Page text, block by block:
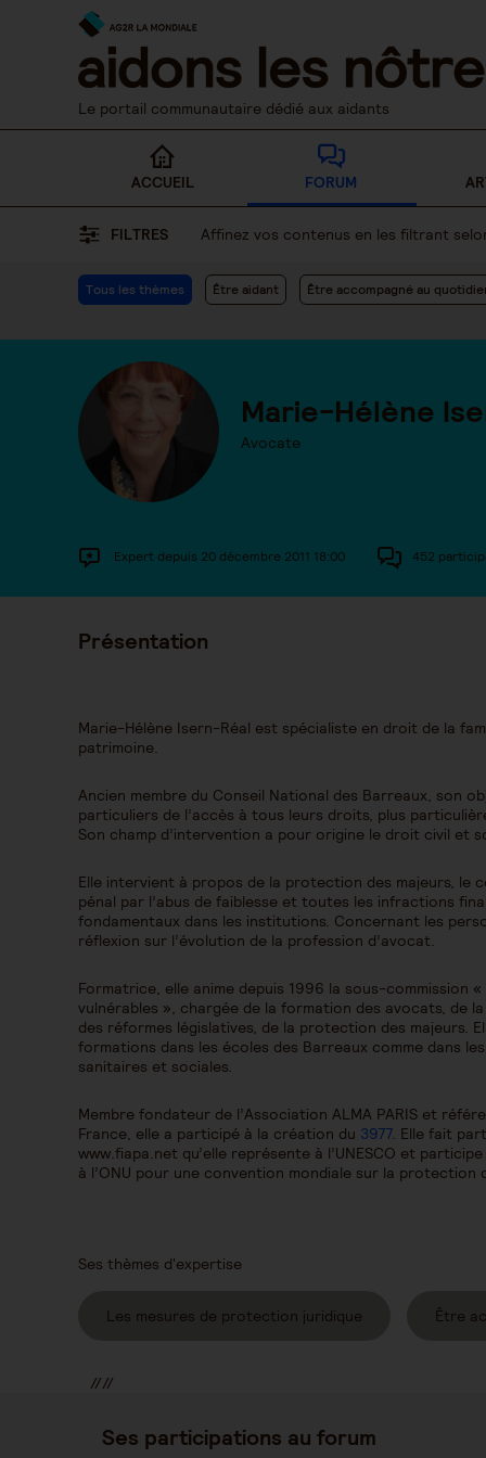
Le portail communautaire dédié aux aidants
ACCUEIL FORUM
FILTRES Affinez vos contenus en les filtrant
Tous les thèmes Être aidant Être accompagné au
Marie-Hélène
Avocate
Expert depuis 20 décembre 2011 18:00 452
Présentation
Marie-Hélène Isern-Réal est spécialiste en droit de la
patrimoine.
Ancien membre du Conseil National des Barreaux, son
particuliers de l’accès à tous leurs droits, plus
Son champ d’intervention a pour origine le droit civil et
Elle intervient à propos de la protection des majeurs, le
pénal par l’abus de faiblesse et toutes les infractions
fondamentaux dans les institutions. Concernant les
réflexion sur l’évolution de la profession d’avocat.
Formatrice, elle anime depuis 1996 la sous-commission
vulnérables », chargée de la formation des avocats, de
des réformes législatives, de la protection des majeurs.
formations dans les écoles des Barreaux comme dans
sanitaires et sociales.
Membre fondateur de l’Association ALMA PARIS et
France, elle a participé à la création du 3977. Elle fait
www.fiapa.net qu’elle représente à l’UNESCO et
à l’ONU pour une convention mondiale sur la protection
Ses thèmes d'expertise
Les mesures de protection juridique Être
////
Ses participations au forum